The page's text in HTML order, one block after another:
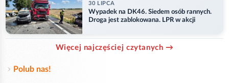
30 LIPCA
Wypadek na DK46. Siedem osób rannych.
Droga jest zablokowana. LPR w akcji
Więcej najczęściej czytanych →
Polub nas!